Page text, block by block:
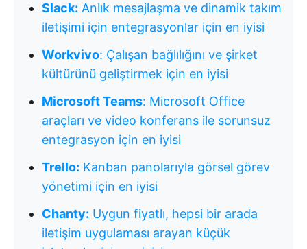
Slack: Anlık mesajlaşma ve dinamik takım
iletişimi için entegrasyonlar için en iyisi
Workvivo: Çalışan bağlılığını ve şirket
kültürünü geliştirmek için en iyisi
Microsoft Teams: Microsoft Office
araçları ve video konferans ile sorunsuz
entegrasyon için en iyisi
Trello: Kanban panolarıyla görsel görev
yönetimi için en iyisi
Chanty: Uygun fiyatlı, hepsi bir arada
iletişim uygulaması arayan küçük